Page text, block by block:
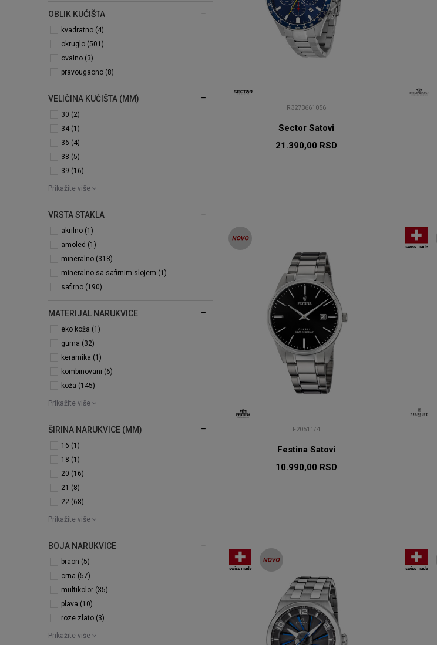
OBLIK KUĆIŠTA
kvadratno (4)
okruglo (501)
ovalno (3)
pravougaono (8)
VELIČINA KUĆIŠTA (MM)
30 (2)
34 (1)
36 (4)
38 (5)
39 (16)
Prikažite više
VRSTA STAKLA
akrilno (1)
amoled (1)
mineralno (318)
mineralno sa safirnim slojem (1)
safirno (190)
MATERIJAL NARUKVICE
eko koža (1)
guma (32)
keramika (1)
kombinovani (6)
koža (145)
Prikažite više
ŠIRINA NARUKVICE (MM)
16 (1)
18 (1)
20 (16)
21 (8)
22 (68)
Prikažite više
BOJA NARUKVICE
braon (5)
crna (57)
multikolor (35)
plava (10)
roze zlato (3)
Prikažite više
R3273661056
Sector Satovi
21.390,00 RSD
F20511/4
Festina Satovi
10.990,00 RSD